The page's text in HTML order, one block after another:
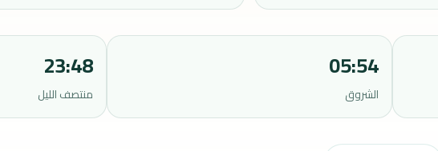
05:54
الشروق
23:48
منتصف الليل